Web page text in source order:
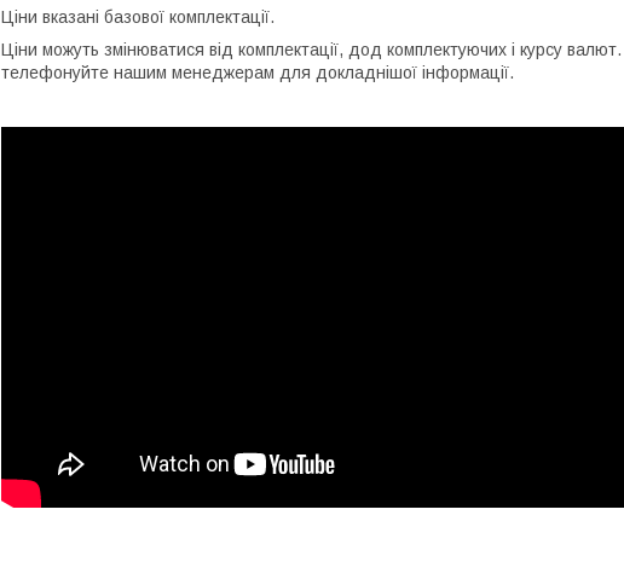
Ціни вказані базової комплектації.
Ціни можуть змінюватися від комплектації, дод комплектуючих і курсу
телефонуйте нашим менеджерам для докладнішої інформації.